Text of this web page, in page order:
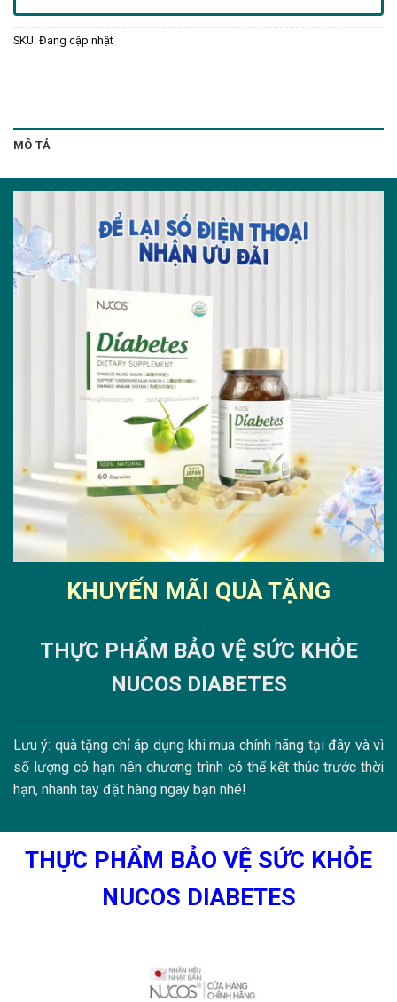
SKU: Đang cập nhật
MÔ TẢ
KHUYẾN MÃI QUÀ TẶNG
THỰC PHẨM BẢO VỆ SỨC KHỎE
NUCOS DIABETES
Lưu ý: quà tặng chỉ áp dụng khi mua chính hãng tại đây và vì
số lượng có hạn nên chương trình có thể kết thúc trước thời
hạn, nhanh tay đặt hàng ngay bạn nhé!
THỰC PHẨM BẢO VỆ SỨC KHỎE
NUCOS DIABETES